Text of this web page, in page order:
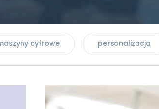
cyfrowe personalizacja